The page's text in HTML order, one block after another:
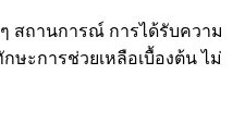
สถานการณ์ การได้รับความ
ษะการช่วยเหลือเบื้องต้น ไม่